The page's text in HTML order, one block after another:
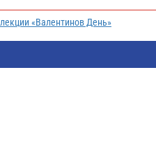
«Валентинов День»